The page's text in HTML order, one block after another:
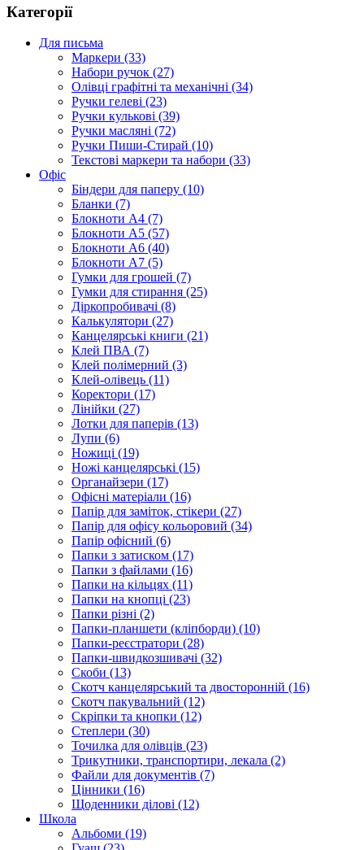
Категорії
Для письма
Маркери (33)
Набори ручок (27)
Олівці графітні та механічні (34)
Ручки гелеві (23)
Ручки кулькові (39)
Ручки масляні (72)
Ручки Пиши-Стирай (10)
Текстові маркери та набори (33)
Офіс
Біндери для паперу (10)
Бланки (7)
Блокноти А4 (7)
Блокноти А5 (57)
Блокноти А6 (40)
Блокноти А7 (5)
Гумки для грошей (7)
Гумки для стирання (25)
Діркопробивачі (8)
Калькулятори (27)
Канцелярські книги (21)
Клей ПВА (7)
Клей полімерний (3)
Клей-олівець (11)
Коректори (17)
Лінійки (27)
Лотки для паперів (13)
Лупи (6)
Ножиці (19)
Ножі канцелярські (15)
Органайзери (17)
Офісні матеріали (16)
Папір для заміток, стікери (27)
Папір для офісу кольоровий (34)
Папір офісний (6)
Папки з затиском (17)
Папки з файлами (16)
Папки на кільцях (11)
Папки на кнопці (23)
Папки різні (2)
Папки-планшети (кліпборди) (10)
Папки-реєстратори (28)
Папки-швидкозшивачі (32)
Скоби (13)
Скотч канцелярський та двосторонній (16)
Скотч пакувальний (12)
Скріпки та кнопки (12)
Степлери (30)
Точилка для олівців (23)
Трикутники, транспортири, лекала (2)
Файли для документів (7)
Цінники (16)
Щоденники ділові (12)
Школа
Альбоми (19)